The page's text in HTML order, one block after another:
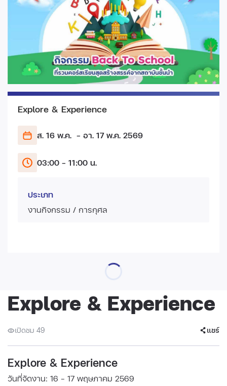
Explore & Experience
ส. 16 พ.ค. - อา. 17 พ.ค. 2569
03:00 - 11:00 น.
ประเภท
งานกิจกรรม / การกุศล
Explore & Experience
เปิดชม 49 แชร์
Explore & Experience
วันที่จัดงาน: 16 - 17 พฤษภาคม 2569